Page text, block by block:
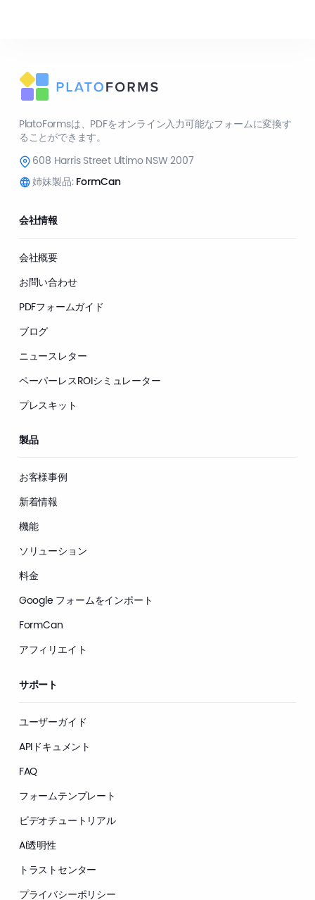
PlatoFormsは、PDFをオンライン入力可能なフォームに変換す
ることができます。
608 Harris Street Ultimo NSW 2007
姉妹製品: FormCan
会社情報
会社概要
お問い合わせ
PDFフォームガイド
ブログ
ニュースレター
ペーパーレスROIシミュレーター
プレスキット
製品
お客様事例
新着情報
機能
ソリューション
料金
Google フォームをインポート
FormCan
アフィリエイト
サポート
ユーザーガイド
APIドキュメント
FAQ
フォームテンプレート
ビデオチュートリアル
AI透明性
トラストセンター
プライバシーポリシー